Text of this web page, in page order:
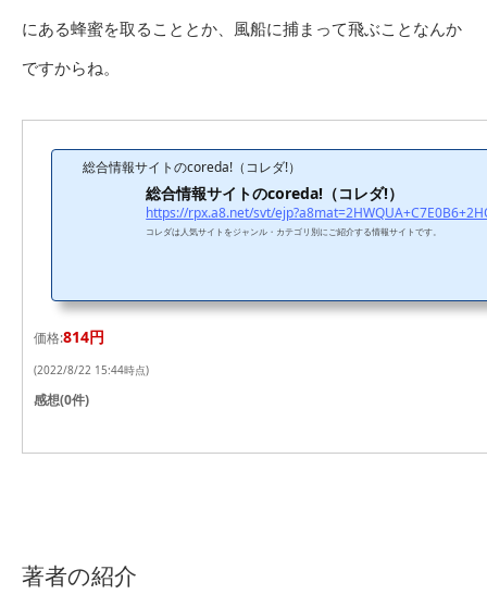
にある蜂蜜を取ることとか、風船に捕まって飛ぶことなんか
ですからね。
総合情報サイトのcoreda!（コレダ!）
総合情報サイトのcoreda!（コレダ!）
コレダは人気サイトをジャンル・カテゴリ別にご紹介する情報サイトです。
価格:814円
(2022/8/22 15:44時点)
感想(0件)
著者の紹介